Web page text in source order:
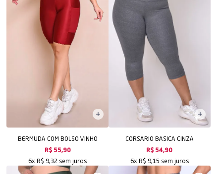
BERMUDA COM BOLSO VINHO
R$ 55,90
6x R$ 9,32 sem juros
CORSARIO BASICA CINZA
R$ 54,90
6x R$ 9,15 sem juros